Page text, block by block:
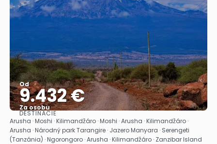
Od
9.432 €
Za osobu
Pozrieť sa
DESTINÁCIE
Arusha · Moshi · Kilimandžáro · Moshi · Arusha · Kilimandžáro ·
Arusha · Národný park Tarangire · Jazero Manyara · Serengeti
(Tanzánia) · Ngorongoro · Arusha · Kilimandžáro · Zanzibar Island